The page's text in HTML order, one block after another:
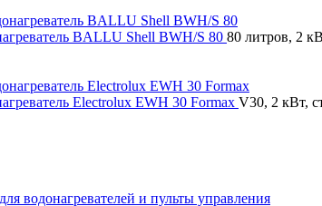
BALLU Shell BWH/S 80 80 литров, 2
Electrolux EWH 30 Formax V30, 2 кВт,
водонагревателей и пульты управления